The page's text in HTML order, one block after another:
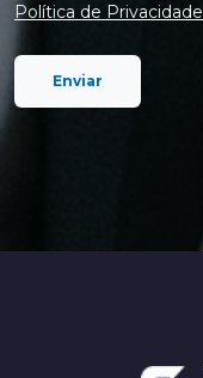
Política de Privacidade
Enviar